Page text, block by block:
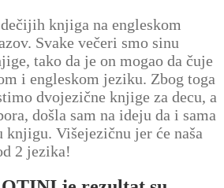
knjiga na engleskom
Svake večeri smo sinu
tako da je on mogao da čuje
i engleskom jeziku. Zbog toga
dvojezične knjige za decu, a
došla sam na ideju da i sama
Višejezičnu jer će naša
2 jezika!